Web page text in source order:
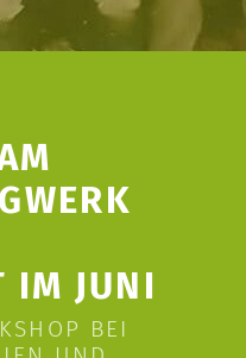
IM JUNI
BEI